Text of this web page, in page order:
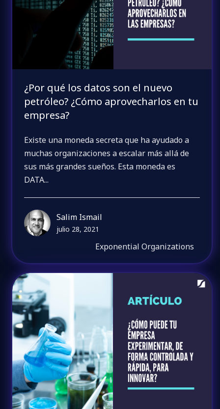
¿Por qué los datos son el nuevo
petróleo? ¿Cómo aprovecharlos en tu
empresa?
Existe una moneda secreta que ha ayudado a
muchas organizaciones a escalar más allá de
sus más grandes sueños. Esta moneda es
DATA...
Salim Ismail
julio 28, 2021
Exponential Organizations